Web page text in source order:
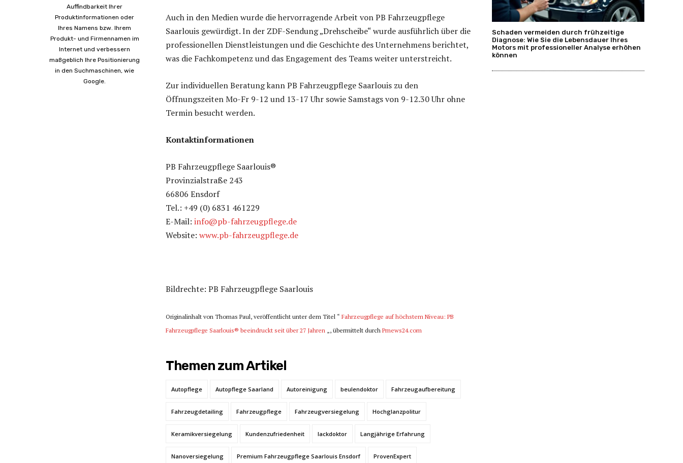
Auffindbarkeit Ihrer
Produktinformationen oder
Ihres Namens bzw. Ihrem
Produkt- und Firmennamen im
Internet und verbessern
maßgeblich Ihre Positionierung
in den Suchmaschinen, wie
Google.
Auch in den Medien wurde die hervorragende Arbeit von PB Fahrzeugpflege
Saarlouis gewürdigt. In der ZDF-Sendung „Drehscheibe“ wurde ausführlich über die
professionellen Dienstleistungen und die Geschichte des Unternehmens berichtet,
was die Fachkompetenz und das Engagement des Teams weiter unterstreicht.
Zur individuellen Beratung kann PB Fahrzeugpflege Saarlouis zu den
Öffnungszeiten Mo-Fr 9-12 und 13-17 Uhr sowie Samstags von 9-12.30 Uhr ohne
Termin besucht werden.
Kontaktinformationen
PB Fahrzeugpflege Saarlouis®
Provinzialstraße 243
66806 Ensdorf
Tel.: +49 (0) 6831 461229
E-Mail: info@pb-fahrzeugpflege.de
Website: www.pb-fahrzeugpflege.de
Bildrechte: PB Fahrzeugpflege Saarlouis
Originalinhalt von Thomas Paul, veröffentlicht unter dem Titel “ Fahrzeugpflege auf höchstem Niveau: PB
Fahrzeugpflege Saarlouis® beeindruckt seit über 27 Jahren „, übermittelt durch Prnews24.com
Themen zum Artikel
Autopflege Autopflege Saarland Autoreinigung beulendoktor Fahrzeugaufbereitung
Fahrzeugdetailing Fahrzeugpflege Fahrzeugversiegelung Hochglanzpolitur
Keramikversiegelung Kundenzufriedenheit lackdoktor Langjährige Erfahrung
Nanoversiegelung Premium Fahrzeugpflege Saarlouis Ensdorf ProvenExpert
Schaden vermeiden durch frühzeitige
Diagnose: Wie Sie die Lebensdauer Ihres
Motors mit professioneller Analyse erhöhen
können